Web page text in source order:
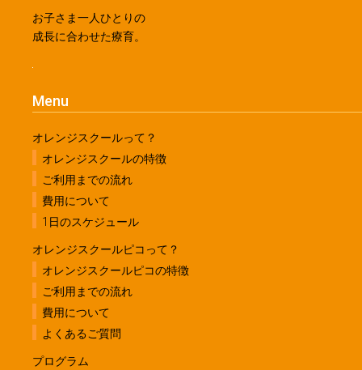
お子さま一人ひとりの
成長に合わせた療育。
Menu
オレンジスクールって？
オレンジスクールの特徴
ご利用までの流れ
費用について
1日のスケジュール
オレンジスクールピコって？
オレンジスクールピコの特徴
ご利用までの流れ
費用について
よくあるご質問
プログラム